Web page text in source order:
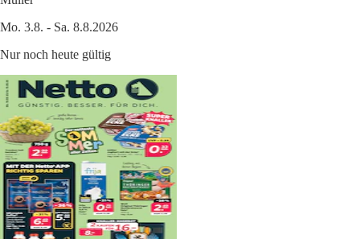
Mo. 3.8. - Sa. 8.8.2026
Nur noch heute gültig